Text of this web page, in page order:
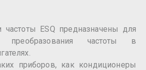
частоты ESQ предназначены для
преобразования частоты в
приборов, как кондиционеры